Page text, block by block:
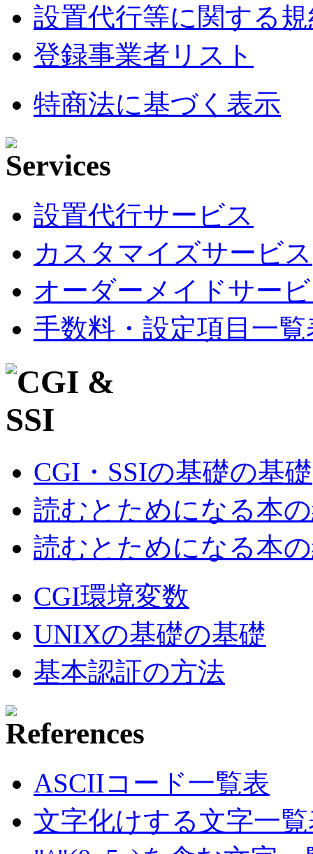
設置代行等に関する
登録事業者リスト
特商法に基づく表示
設置代行サービス
カスタマイズサービス
オーダーメイドサー
手数料・設定項目一覧
CGI・SSIの基礎の基礎
読むとためになる本
読むとためになる本
CGI環境変数
UNIXの基礎の基礎
基本認証の方法
ASCIIコード一覧表
文字化けする文字一